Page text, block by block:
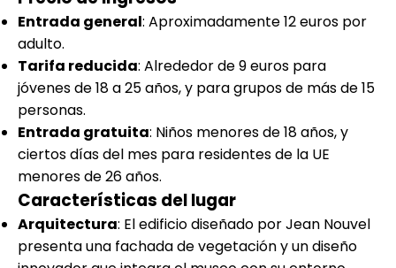
Entrada general: Aproximadamente 12 euros por
adulto.
Tarifa reducida: Alrededor de 9 euros para
jóvenes de 18 a 25 años, y para grupos de más de 15
personas.
Entrada gratuita: Niños menores de 18 años, y
ciertos días del mes para residentes de la UE
menores de 26 años.
Características del lugar
Arquitectura: El edificio diseñado por Jean Nouvel
presenta una fachada de vegetación y un diseño